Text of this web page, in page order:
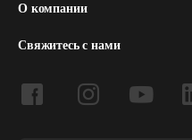
О компании
Свяжитесь с нами